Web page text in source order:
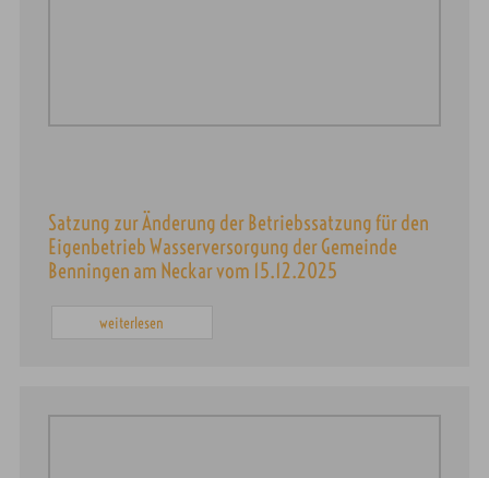
Satzung zur Änderung der Betriebssatzung für den
Eigenbetrieb Wasserversorgung der Gemeinde
Benningen am Neckar vom 15.12.2025
weiterlesen